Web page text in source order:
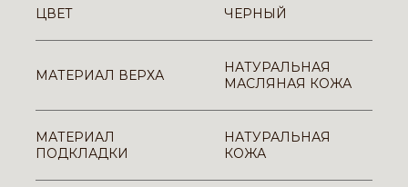
ЦВЕТ ЧЕРНЫЙ
МАТЕРИАЛ ВЕРХА
НАТУРАЛЬНАЯ
МАСЛЯНАЯ КОЖА
МАТЕРИАЛ
ПОДКЛАДКИ
НАТУРАЛЬНАЯ
КОЖА